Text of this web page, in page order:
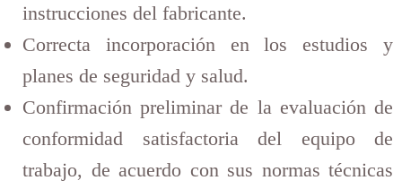
instrucciones del fabricante.
Correcta incorporación en los estudios y
planes de seguridad y salud.
Confirmación preliminar de la evaluación de
conformidad satisfactoria del equipo de
trabajo, de acuerdo con sus normas técnicas